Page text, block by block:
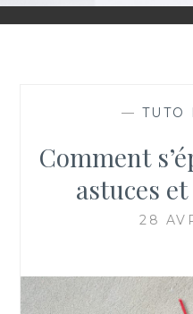
— TUTO
Comment
astuces
28